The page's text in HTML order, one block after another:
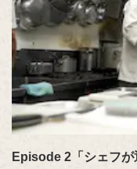
Episode 2「シェフが